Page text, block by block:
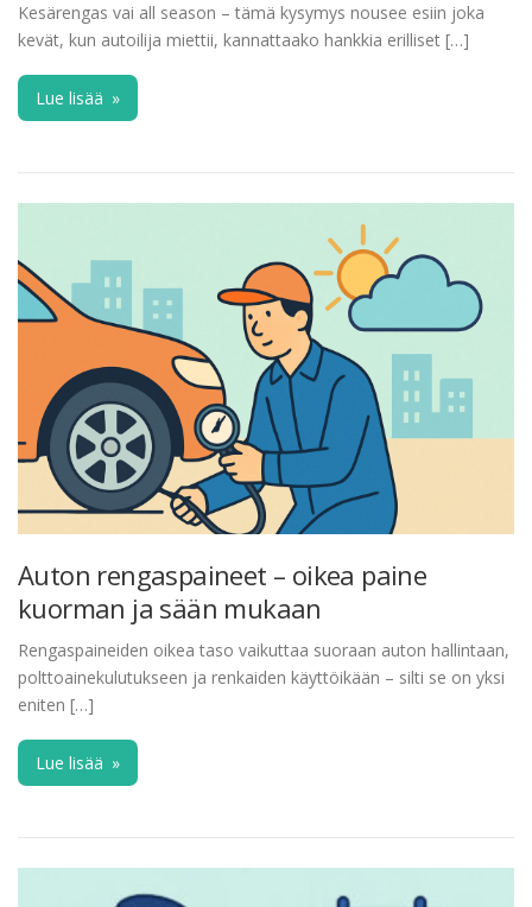
Kesärengas vai all season – tämä kysymys nousee esiin joka
kevät, kun autoilija miettii, kannattaako hankkia erilliset […]
Lue lisää »
Auton rengaspaineet – oikea paine
kuorman ja sään mukaan
Rengaspaineiden oikea taso vaikuttaa suoraan auton hallintaan,
polttoainekulutukseen ja renkaiden käyttöikään – silti se on yksi
eniten […]
Lue lisää »